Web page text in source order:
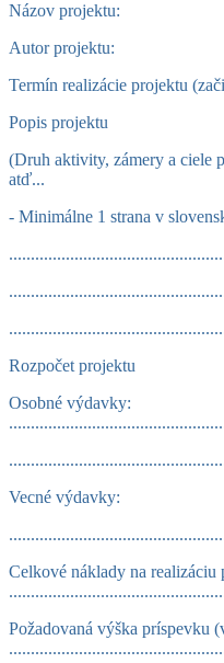
Názov projektu:
Autor projektu:
Termín realizácie projektu
Popis projektu
(Druh aktivity, zámery a ciele
atď...
- Minimálne 1 strana v
Rozpočet projektu
Osobné výdavky:
Vecné výdavky:
Celkové náklady na realizáciu
Požadovaná výška príspevku